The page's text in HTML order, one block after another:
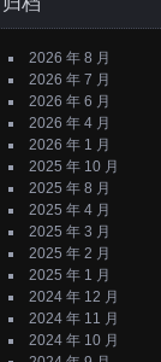
2026 年 8 月
2026 年 7 月
2026 年 6 月
2026 年 4 月
2026 年 1 月
2025 年 10 月
2025 年 8 月
2025 年 4 月
2025 年 3 月
2025 年 2 月
2025 年 1 月
2024 年 12 月
2024 年 11 月
2024 年 10 月